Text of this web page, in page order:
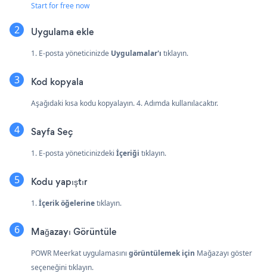
Start for free now
Uygulama ekle
1. E-posta yöneticinizde Uygulamalar'ı tıklayın.
Kod kopyala
Aşağıdaki kısa kodu kopyalayın. 4. Adımda kullanılacaktır.
Sayfa Seç
1. E-posta yöneticinizdeki İçeriği tıklayın.
Kodu yapıştır
1.İçerik öğelerinetıklayın.
Mağazayı Görüntüle
POWR Meerkat uygulamasını görüntülemek için Mağazayı göster
seçeneğini tıklayın.